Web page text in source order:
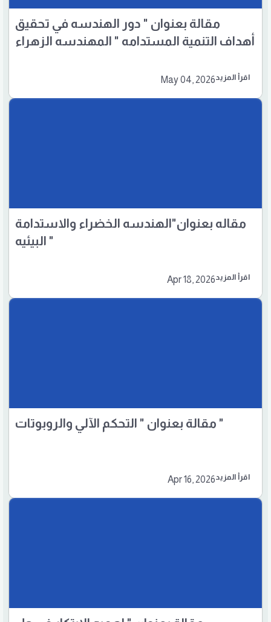
مقالة بعنوان " دور الهندسه في تحقيق
أهداف التنمية المستدامه " المهندسه الزهراء
May 04, 2026اقرأ المزيد
مقاله بعنوان"الهندسه الخضراء والاستدامة
البيئيه "
Apr 18, 2026اقرأ المزيد
مقالة بعنوان " التحكم الآلي والروبوتات "
Apr 16, 2026اقرأ المزيد